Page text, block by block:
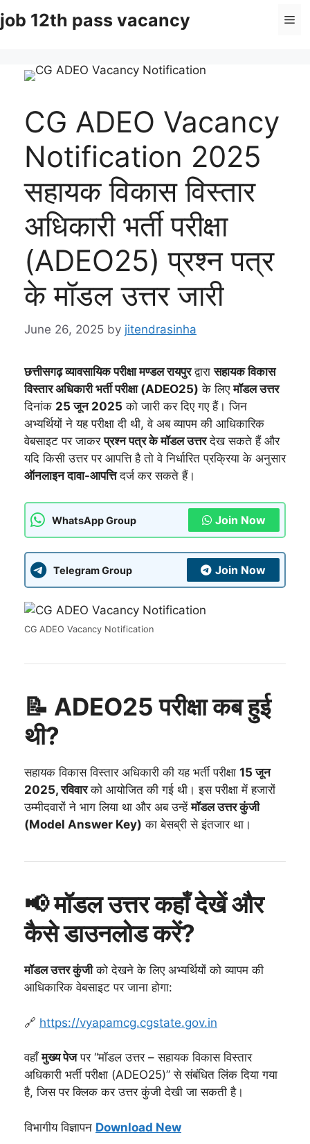
to
job 12th pass vacancy
CG ADEO Vacancy
Notification 2025
सहायक विकास विस्तार
अधिकारी भर्ती परीक्षा
(ADEO25) प्रश्न पत्र
के मॉडल उत्तर जारी
June 26, 2025 by jitendrasinha
छत्तीसगढ़ व्यावसायिक परीक्षा मण्डल रायपुरद्वारासहायक विकास
विस्तार अधिकारी भर्ती परीक्षा (ADEO25) के लिएमॉडल उत्तर
दिनांक 25 जून 2025 को जारी कर दिए गए हैं। जिन
अभ्यर्थियों ने यह परीक्षा दी थी, वे अब व्यापम की आधिकारिक
वेबसाइट पर जाकरप्रश्न पत्र के मॉडल उत्तरदेख सकते हैं और
यदि किसी उत्तर पर आपत्ति है तो वे निर्धारित प्रक्रिया के अनुसार
ऑनलाइन दावा-आपत्तिदर्ज कर सकते हैं।
WhatsApp Group Join Now
Telegram Group Join Now
CG ADEO Vacancy Notification
📝 ADEO25 परीक्षा कब हुई
थी?
सहायक विकास विस्तार अधिकारी की यह भर्ती परीक्षा 15 जून
2025, रविवारको आयोजित की गई थी। इस परीक्षा में हजारों
उम्मीदवारों ने भाग लिया था और अब उन्हेंमॉडल उत्तर कुंजी
(Model Answer Key) का बेसब्री से इंतजार था।
📢 मॉडल उत्तर कहाँ देखें और
कैसे डाउनलोड करें?
मॉडल उत्तर कुंजीको देखने के लिए अभ्यर्थियों को व्यापम की
आधिकारिक वेबसाइट पर जाना होगा:
🔗 https://vyapamcg.cgstate.gov.in
वहाँमुख्य पेजपर “मॉडल उत्तर – सहायक विकास विस्तार
अधिकारी भर्ती परीक्षा (ADEO25)” से संबंधित लिंक दिया गया
है, जिस पर क्लिक कर उत्तर कुंजी देखी जा सकती है।
विभागीय विज्ञापन Download New